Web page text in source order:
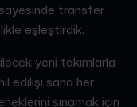
sayesinde transfer
eşleştirdik.
yeni takımlarla
edilişi sana her
sınamak için